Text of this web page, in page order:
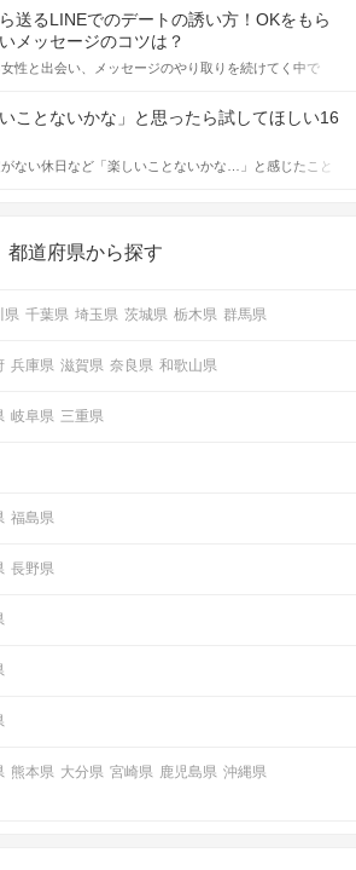
チできるかにも左右されます。 これから恋人作りを本
ようとしている方は、女性が異性を求めて出すサイン
りと理解し、正しい行動に移せるかどうかが重要。 この
女性が話しかけて欲しい時に出すサインとその心理を
ような行動に繋げるべきかをご紹介していきます。
送るLINEでのデートの誘い方！OKをもら
メッセージのコツは？
性と出会い、メッセージのやり取りを続けてく中で
中には「どう誘ったらいいの？」とお困りの男性もいら
のではないでしょうか。 そこで今回は、男性から女性へ
でのデートの誘い方のコツをご紹介します。例文も混じ
説するので、ぜひ参考にしてください。
いことないかな」と思ったら試してほしい16
ない休日など「楽しいことないかな…」と感じたこと
ことアイデアを集めました♪ いままさに楽しいことを探し
都道府県から探す
県 千葉県 埼玉県 茨城県 栃木県 群馬県
兵庫県 滋賀県 奈良県 和歌山県
岐阜県 三重県
福島県
長野県
熊本県 大分県 宮崎県 鹿児島県 沖縄県